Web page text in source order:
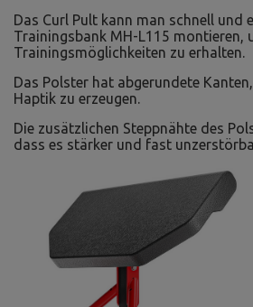
Das Curl Pult kann man schnell und
Trainingsbank MH-L115 montieren,
Trainingsmöglichkeiten zu erhalten.
Das Polster hat abgerundete
Haptik zu erzeugen.
Die zusätzlichen Steppnähte des
dass es stärker und fast